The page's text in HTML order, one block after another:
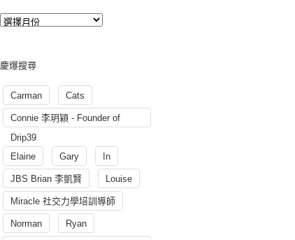
慶爆搜尋
Carman Cats
Connie 李玥穎 - Founder of
Drip39
Elaine
Gary In
JBS Brian 李凱賢 Louise
Miracle 社交力學培訓導師
Norman Ryan